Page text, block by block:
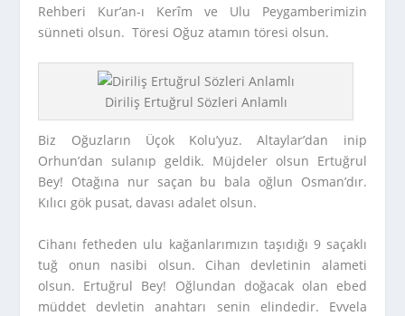
Rehberi Kur’an-ı Kerîm ve Ulu Peygamberimizin
sünneti olsun. Töresi Oğuz atamın töresi olsun.
Diriliş Ertuğrul Sözleri Anlamlı
Biz Oğuzların Üçok Kolu’yuz. Altaylar’dan inip
Orhun’dan sulanıp geldik. Müjdeler olsun Ertuğrul
Bey! Otağına nur saçan bu bala oğlun Osman’dır.
Kılıcı gök pusat, davası adalet olsun.
Cihanı fetheden ulu kağanlarımızın taşıdığı 9 saçaklı
tuğ onun nasibi olsun. Cihan devletinin alameti
olsun. Ertuğrul Bey! Oğlundan doğacak olan ebed
müddet devletin anahtarı senin elindedir. Evvela